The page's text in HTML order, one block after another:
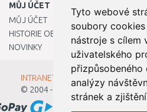
Tyto webové
soubory
nástroje s cílem
uživatelského
přizpůsobeného
analýzy
stránek a
MŮJ ÚČET
MŮJ ÚČET
HISTORIE OBJEDNÁVEK
NOVINKY
INTRANET - Přihlášení pro
© 2004 - 2026
Kamody s.r.o.